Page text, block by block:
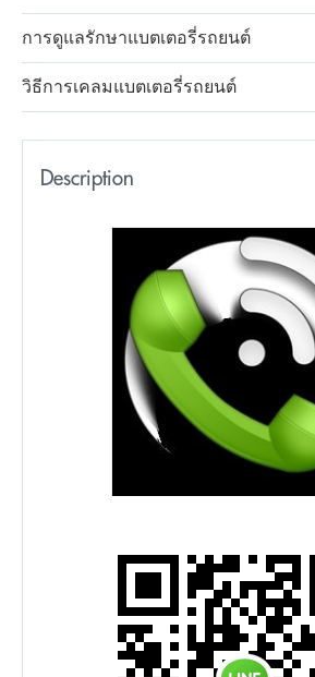
การดูแลรักษาแบตเตอรี่รถยนต์
วิธีการเคลมแบตเตอรี่รถยนต์
Description